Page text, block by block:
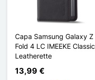
Capa Samsung Galaxy Z
Fold 4 LC IMEEKE Classic
Leatherette
13,99 €